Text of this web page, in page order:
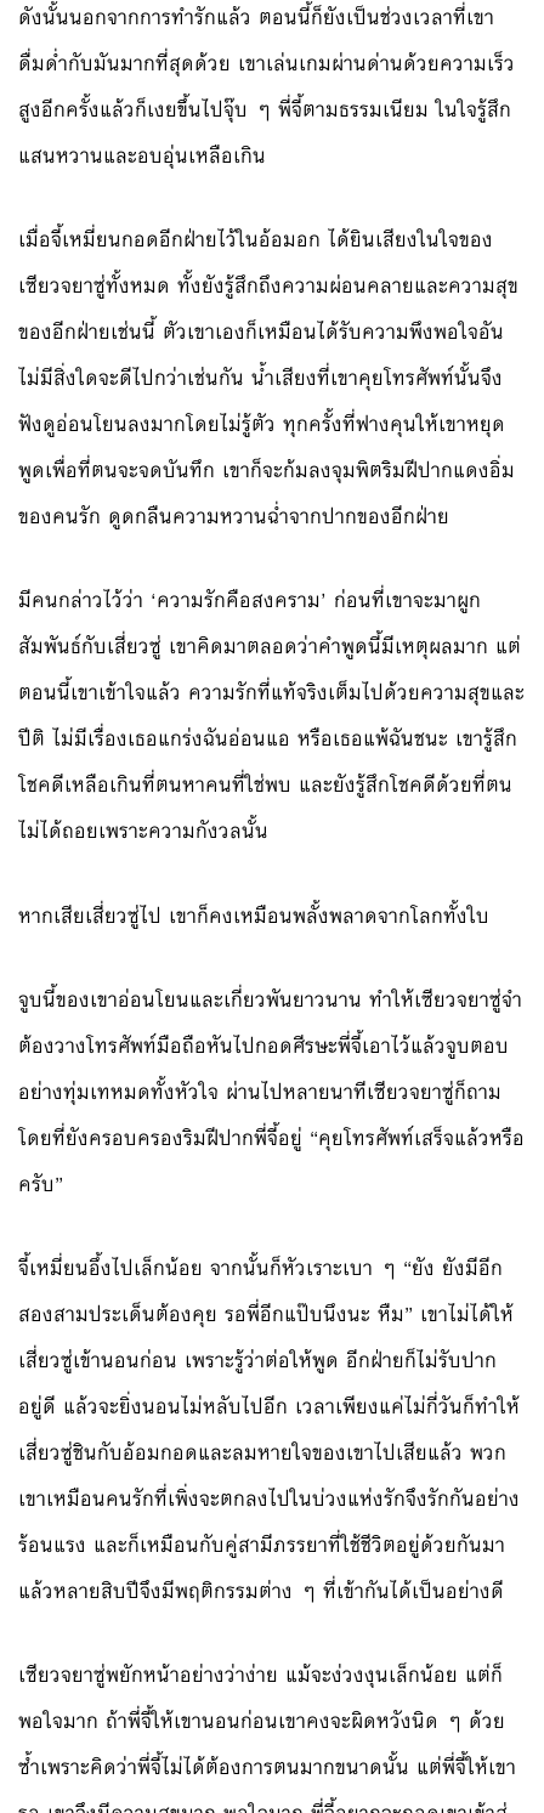
ดังนั้นนอกจากการทำรักแล้ว ตอนนี้ก็ยังเป็นช่วงเวลาที่เขา
ดื่มด่ำกับมันมากที่สุดด้วย เขาเล่นเกมผ่านด่านด้วยความเร็ว
สูงอีกครั้งแล้วก็เงยขึ้นไปจุ๊บ ๆ พี่จี้ตามธรรมเนียม ในใจรู้สึก
แสนหวานและอบอุ่นเหลือเกิน
เมื่อจี้เหมี่ยนกอดอีกฝ่ายไว้ในอ้อมอก ได้ยินเสียงในใจของ
เซียวจยาซู่ทั้งหมด ทั้งยังรู้สึกถึงความผ่อนคลายและความสุข
ของอีกฝ่ายเช่นนี้ ตัวเขาเองก็เหมือนได้รับความพึงพอใจอัน
ไม่มีสิ่งใดจะดีไปกว่าเช่นกัน น้ำเสียงที่เขาคุยโทรศัพท์นั้นจึง
ฟังดูอ่อนโยนลงมากโดยไม่รู้ตัว ทุกครั้งที่ฟางคุนให้เขาหยุด
พูดเพื่อที่ตนจะจดบันทึก เขาก็จะก้มลงจุมพิตริมฝีปากแดงอิ่ม
ของคนรัก ดูดกลืนความหวานฉ่ำจากปากของอีกฝ่าย
มีคนกล่าวไว้ว่า ‘ความรักคือสงคราม’ ก่อนที่เขาจะมาผูก
สัมพันธ์กับเสี่ยวซู่ เขาคิดมาตลอดว่าคำพูดนี้มีเหตุผลมาก แต่
ตอนนี้เขาเข้าใจแล้ว ความรักที่แท้จริงเต็มไปด้วยความสุขและ
ปีติ ไม่มีเรื่องเธอแกร่งฉันอ่อนแอ หรือเธอแพ้ฉันชนะ เขารู้สึก
โชคดีเหลือเกินที่ตนหาคนที่ใช่พบ และยังรู้สึกโชคดีด้วยที่ตน
ไม่ได้ถอยเพราะความกังวลนั้น
หากเสียเสี่ยวซู่ไป เขาก็คงเหมือนพลั้งพลาดจากโลกทั้งใบ
จูบนี้ของเขาอ่อนโยนและเกี่ยวพันยาวนาน ทำให้เซียวจยาซู่จำ
ต้องวางโทรศัพท์มือถือหันไปกอดศีรษะพี่จี้เอาไว้แล้วจูบตอบ
อย่างทุ่มเทหมดทั้งหัวใจ ผ่านไปหลายนาทีเซียวจยาซู่ก็ถาม
โดยที่ยังครอบครองริมฝีปากพี่จี้อยู่ “คุยโทรศัพท์เสร็จแล้วหรือ
ครับ”
จี้เหมี่ยนอึ้งไปเล็กน้อย จากนั้นก็หัวเราะเบา ๆ “ยัง ยังมีอีก
สองสามประเด็นต้องคุย รอพี่อีกแป๊บนึงนะ หืม” เขาไม่ได้ให้
เสี่ยวซู่เข้านอนก่อน เพราะรู้ว่าต่อให้พูด อีกฝ่ายก็ไม่รับปาก
อยู่ดี แล้วจะยิ่งนอนไม่หลับไปอีก เวลาเพียงแค่ไม่กี่วันก็ทำให้
เสี่ยวซู่ชินกับอ้อมกอดและลมหายใจของเขาไปเสียแล้ว พวก
เขาเหมือนคนรักที่เพิ่งจะตกลงไปในบ่วงแห่งรักจึงรักกันอย่าง
ร้อนแรง และก็เหมือนกับคู่สามีภรรยาที่ใช้ชีวิตอยู่ด้วยกันมา
แล้วหลายสิบปีจึงมีพฤติกรรมต่าง ๆ ที่เข้ากันได้เป็นอย่างดี
เซียวจยาซู่พยักหน้าอย่างว่าง่าย แม้จะง่วงงุนเล็กน้อย แต่ก็
พอใจมาก ถ้าพี่จี้ให้เขานอนก่อนเขาคงจะผิดหวังนิด ๆ ด้วย
ซ้ำเพราะคิดว่าพี่จี้ไม่ได้ต้องการตนมากขนาดนั้น แต่พี่จี้ให้เขา